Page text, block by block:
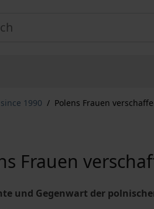
1990 / Polens Frauen
Frauen
und Gegenwart der